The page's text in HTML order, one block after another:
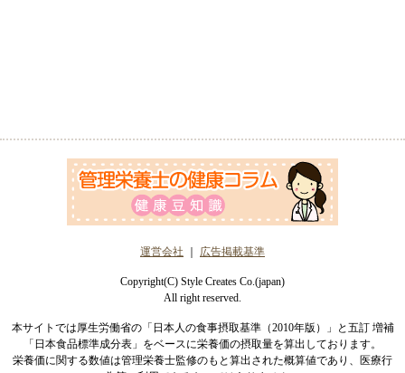
運営会社 広告掲載基準
Copyright(C) Style Creates Co.(japan)
All right reserved.
本サイトでは厚生労働省の「日本人の食事摂取基準（2010年版）」と五訂 増補
「日本食品標準成分表」をベースに栄養価の摂取量を算出しております。
栄養価に関する数値は管理栄養士監修のもと算出された概算値であり、医療行